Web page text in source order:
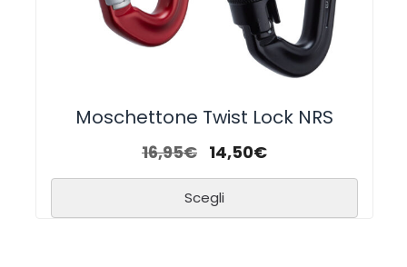
Moschettone Twist Lock NRS
16,95€ 14,50€
Scegli